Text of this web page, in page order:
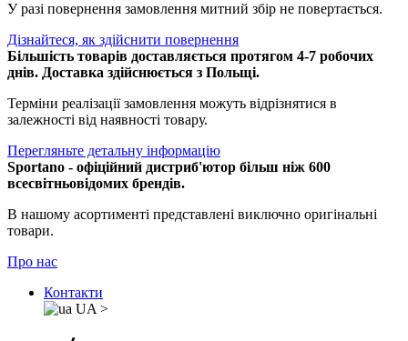
У разі повернення замовлення митний збір не повертається.
Дізнайтеся, як здійснити повернення
Більшість товарів доставляється протягом 4-7 робочих
днів. Доставка здійснюється з Польщі.
Терміни реалізації замовлення можуть відрізнятися в
залежності від наявності товару.
Перегляньте детальну інформацію
Sportano - офіційний дистриб'ютор більш ніж 600
всесвітньовідомих брендів.
В нашому асортименті представлені виключно оригінальні
товари.
Про нас
Контакти
UA >